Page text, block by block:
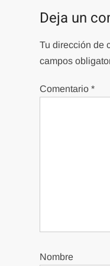
entradas
Deja un
Tu dirección de
campos
Comentario*
Nombre